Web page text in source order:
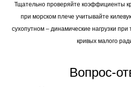
Тщательно проверяйте коэффициенты
при морском плече учитывайте
сухопутном – динамические нагрузки